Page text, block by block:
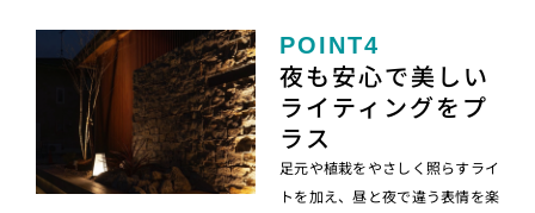
POINT4
夜も安心で美しい
ライティングをプ
ラス
足元や植栽をやさしく照らすライ
トを加え、昼と夜で違う表情を楽